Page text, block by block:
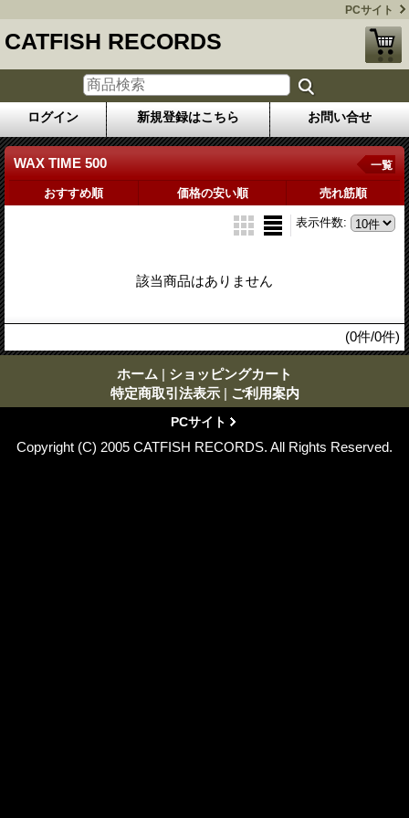
PCサイト
CATFISH RECORDS
ログイン 新規登録はこちら お問い合せ
WAX TIME 500 一覧
おすすめ順 価格の安い順 売れ筋順
表示件数:
該当商品はありません
(0件/0件)
ホーム | ショッピングカート
特定商取引法表示 | ご利用案内
PCサイト
Copyright (C) 2005 CATFISH RECORDS. All Rights Reserved.